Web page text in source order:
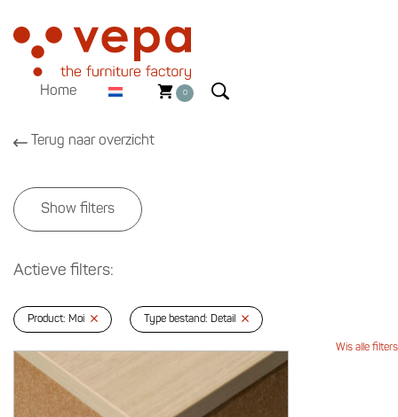
Home 0
Terug naar overzicht
Show filters
Actieve filters:
Product: Moi Type bestand: Detail
Wis alle filters